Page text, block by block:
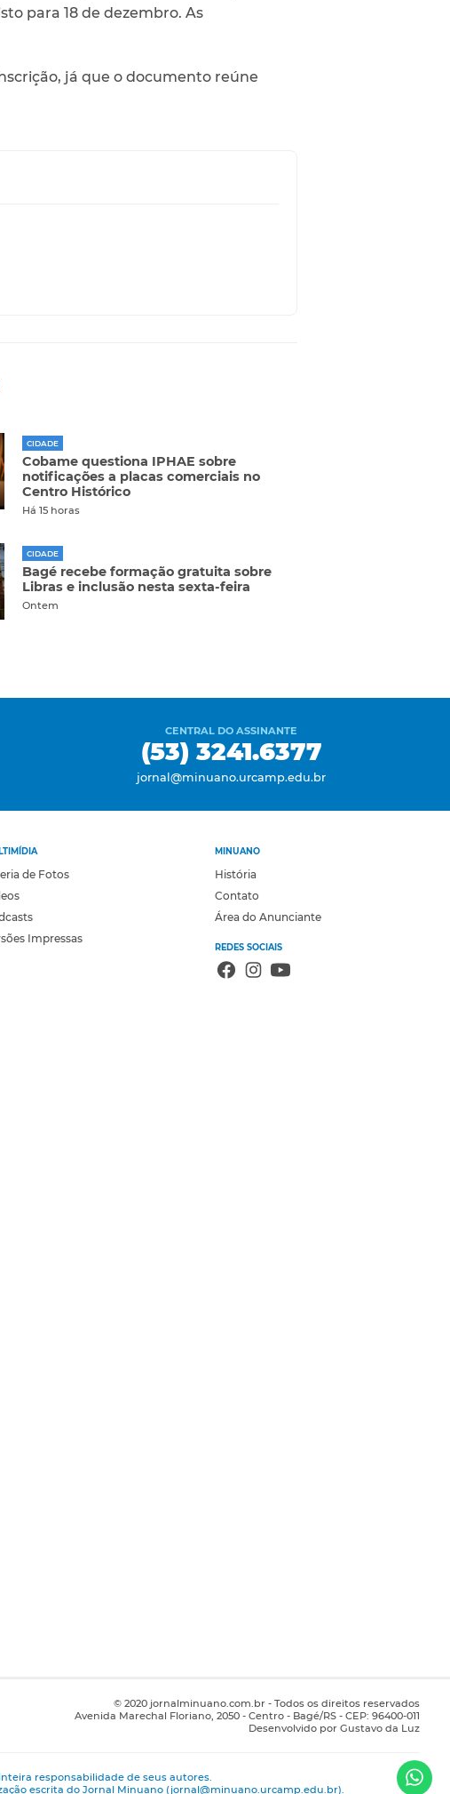
para 18 de dezembro. As
já que o documento reúne
CIDADE
Cobame questiona IPHAE sobre
notificações a placas comerciais no
Centro Histórico
Há 15 horas
CIDADE
Bagé recebe formação gratuita sobre
Libras e inclusão nesta sexta-feira
Ontem
CENTRAL DO ASSINANTE
(53) 3241.6377
jornal@minuano.urcamp.edu.br
de Fotos
Impressas
MINUANO
História
Contato
Área do Anunciante
REDES SOCIAIS
© 2020 jornalminuano.com.br - Todos os direitos reservados
Avenida Marechal Floriano, 2050 - Centro - Bagé/RS - CEP: 96400-011
Desenvolvido por Gustavo da Luz
responsabilidade de seus autores.
escrita do Jornal Minuano (jornal@minuano.urcamp.edu.br).